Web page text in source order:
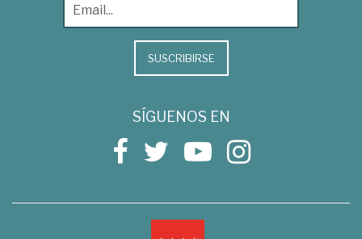
SUSCRIBIRSE
SÍGUENOS EN